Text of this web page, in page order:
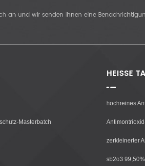
an und wir senden Ihnen eine
Masterbatch
HEISSE
hochreines
zerkleinerter
sb2o3 99,50%